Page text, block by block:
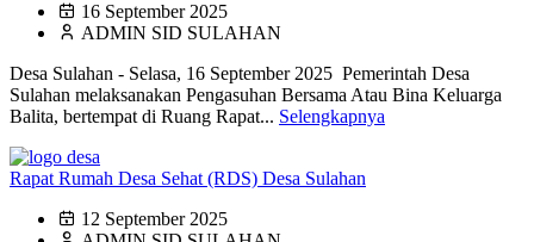
16 September 2025
ADMIN SID SULAHAN
Desa Sulahan - Selasa, 16 September 2025 Pemerintah Desa
Sulahan melaksanakan Pengasuhan Bersama Atau Bina Keluarga
Balita, bertempat di Ruang Rapat... Selengkapnya
Rapat Rumah Desa Sehat (RDS) Desa Sulahan
12 September 2025